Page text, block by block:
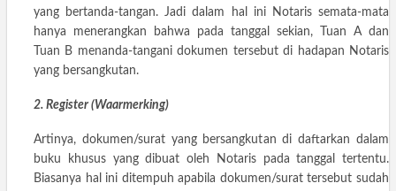
yang bertanda-tangan. Jadi dalam hal ini Notaris semata-mata
hanya menerangkan bahwa pada tanggal sekian, Tuan A dan
Tuan B menanda-tangani dokumen tersebut di hadapan Notaris
yang bersangkutan.
2. Register (Waarmerking)
Artinya, dokumen/surat yang bersangkutan di daftarkan dalam
buku khusus yang dibuat oleh Notaris pada tanggal tertentu.
Biasanya hal ini ditempuh apabila dokumen/surat tersebut sudah